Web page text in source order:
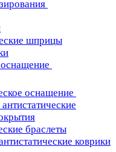
шприцы
оснащение
браслеты
коврики